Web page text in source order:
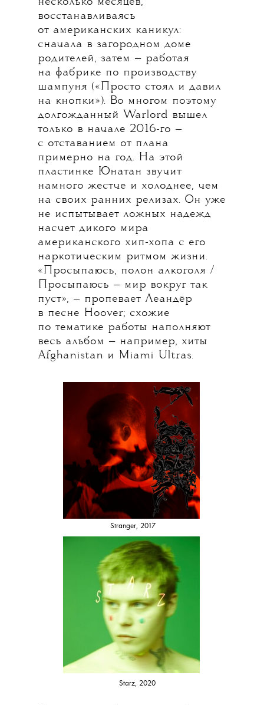
восстанавливаясь
от американских каникул:
сначала в загородном доме
родителей, затем — работая
на фабрике по производству
шампуня («Просто стоял и давил
на кнопки»). Во многом поэтому
долгожданный Warlord вышел
только в начале 2016-го —
с отставанием от плана
примерно на год. На этой
пластинке Юнатан звучит
намного жестче и холоднее, чем
на своих ранних релизах. Он уже
не испытывает ложных надежд
насчет дикого мира
американского хип-хопа с его
наркотическим ритмом жизни.
«Просыпаюсь, полон алкоголя /
Просыпаюсь — мир вокруг так
пуст», — пропевает Леандёр
в песне Hoover; схожие
по тематике работы наполняют
весь альбом — например, хиты
Afghanistan и Miami Ultras.
Stranger, 2017
Starz, 2020